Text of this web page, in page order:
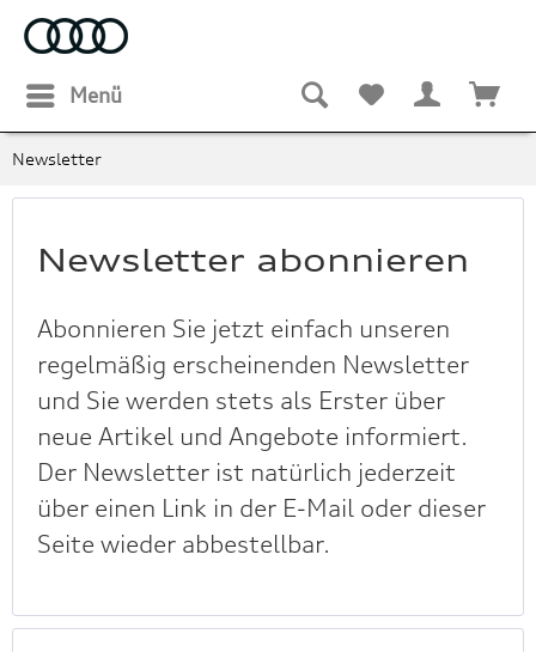
Menü
Newsletter
Newsletter abonnieren
Abonnieren Sie jetzt einfach unseren
regelmäßig erscheinenden Newsletter
und Sie werden stets als Erster über
neue Artikel und Angebote informiert.
Der Newsletter ist natürlich jederzeit
über einen Link in der E-Mail oder dieser
Seite wieder abbestellbar.